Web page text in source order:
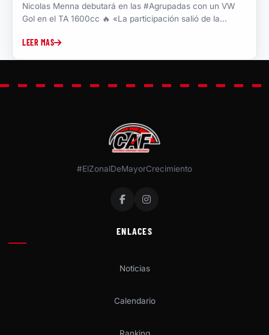
Nicolas Menna debutará en las #Agrupadas con un VW
Gol en el TA 1600cc 🔥 «La participación salió de la...
LEER MAS
#ElZonalDeMayorCrecimiento
ENLACES
Noticias
Calendario